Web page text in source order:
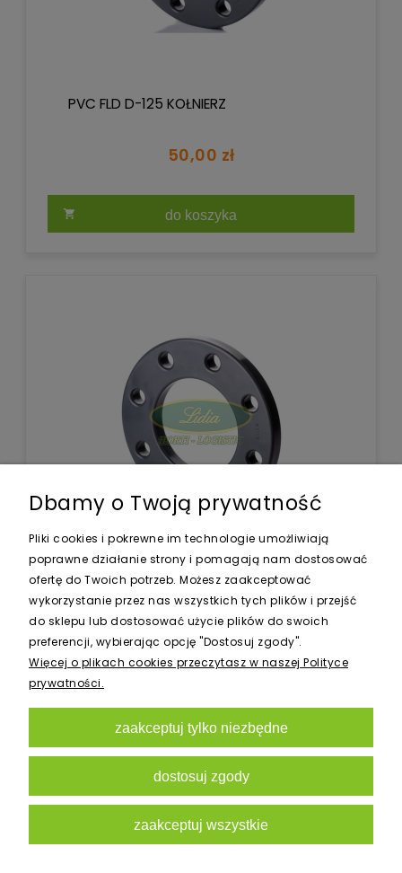
PVC FLD D-125 KOŁNIERZ
50,00 zł
do koszyka
PVC FLD D-200 KOŁNIERZ
112,00 zł
Dbamy o Twoją prywatność
Pliki cookies i pokrewne im technologie umożliwiają
poprawne działanie strony i pomagają nam dostosować
ofertę do Twoich potrzeb. Możesz zaakceptować
wykorzystanie przez nas wszystkich tych plików i przejść
do sklepu lub dostosować użycie plików do swoich
preferencji, wybierając opcję "Dostosuj zgody".
Więcej o plikach cookies przeczytasz w naszej Polityce
prywatności.
zaakceptuj tylko niezbędne
dostosuj zgody
zaakceptuj wszystkie